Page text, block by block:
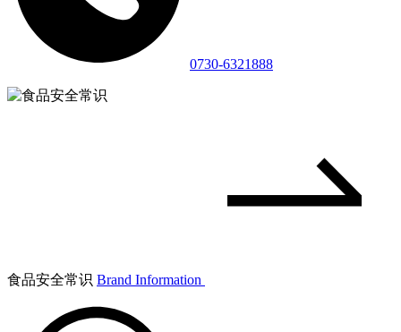
0730-6321888
食品安全常识 Brand Information